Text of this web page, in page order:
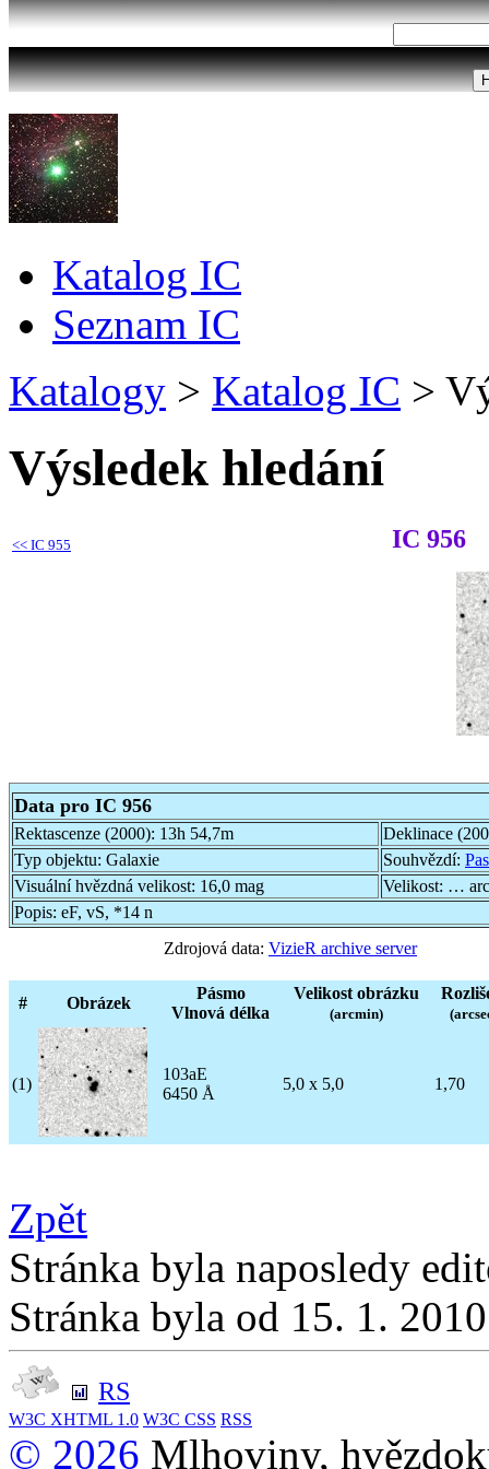
Katalog IC
Seznam IC
Katalogy > Katalog IC >
Výsledek hledání
<< IC 955 IC 956
Data pro IC 956
Rektascenze (2000): 13h 54,7m
Deklinace
Typ objektu: Galaxie Souhvězdí:
Visuální hvězdná velikost: 16,0 mag Velikost: …
Popis: eF, vS, *14 n
Zdrojová data: VizieR archive server
# Obrázek
Pásmo
Vlnová délka
Velikost obrázku
(arcmin)
(1)
103aE
6450 Å
5,0 x 5,0 1,70
Zpět
Stránka byla naposledy
Stránka byla od 15. 1.
RS
W3C XHTML 1.0 W3C CSS RSS
© 2026 Mlhoviny,